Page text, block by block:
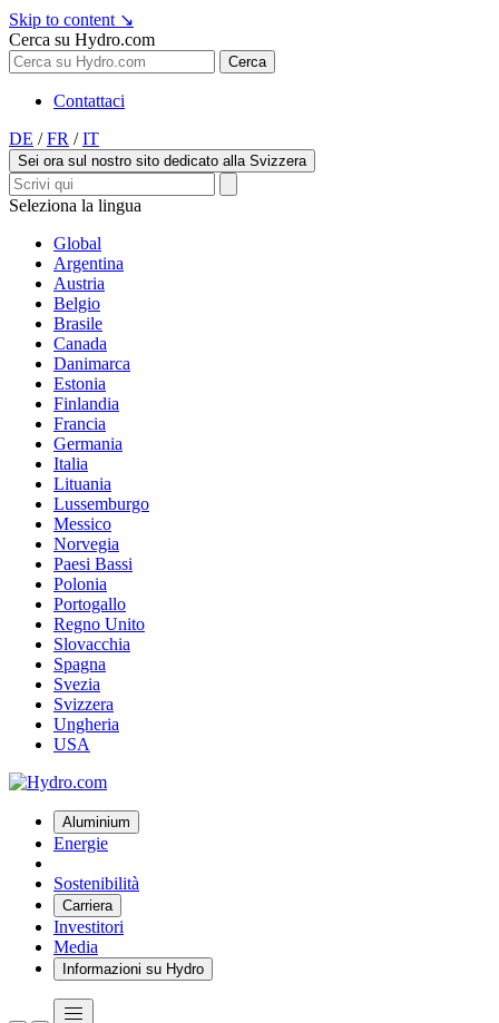
Skip to content ↘
Cerca su Hydro.com
Cerca
Contattaci
DE / FR / IT
Sei ora sul nostro sito dedicato alla Svizzera
Seleziona la lingua
Global
Argentina
Austria
Belgio
Brasile
Canada
Danimarca
Estonia
Finlandia
Francia
Germania
Italia
Lituania
Lussemburgo
Messico
Norvegia
Paesi Bassi
Polonia
Portogallo
Regno Unito
Slovacchia
Spagna
Svezia
Svizzera
Ungheria
USA
Aluminium
Energie
Sostenibilità
Carriera
Investitori
Media
Informazioni su Hydro